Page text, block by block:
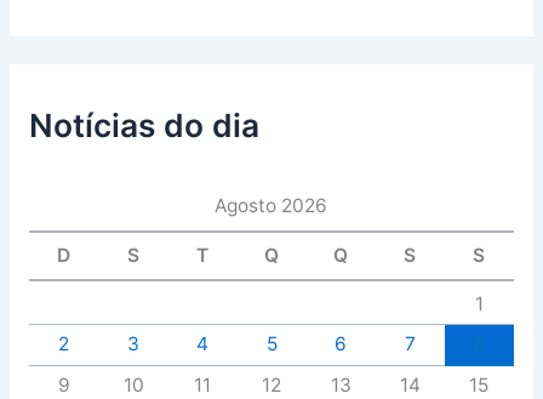
Notícias do dia
Agosto 2026
D S T Q Q S S
1
2
3 4 5 6 7
9
10 11 12 13 14
15